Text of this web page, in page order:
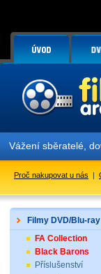
Vážení sběratelé,
Proč nakupovat u nás |
Filmy DVD/Blu-ray
FA Collection
Black Barons
Příslušenství